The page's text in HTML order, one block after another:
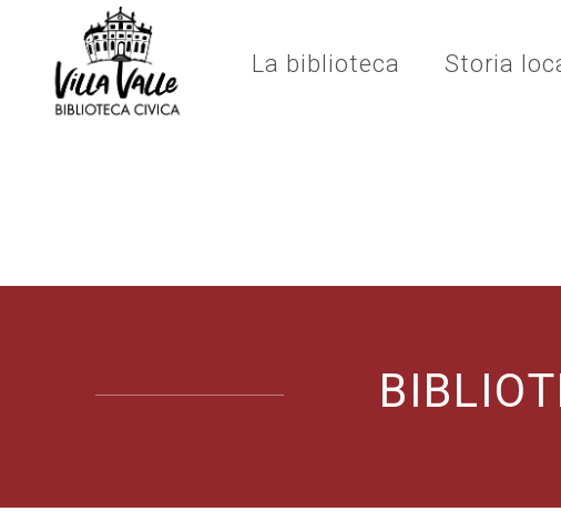
La biblioteca Storia